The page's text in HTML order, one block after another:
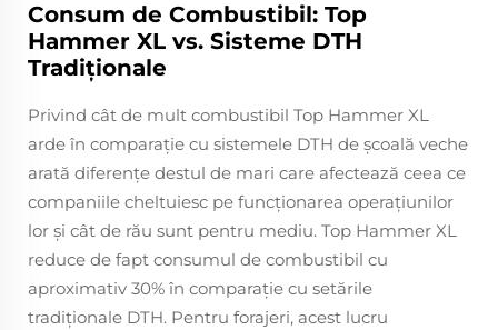
Consum de Combustibil: Top
Hammer XL vs. Sisteme DTH
Tradiționale
Privind cât de mult combustibil Top Hammer XL
arde în comparație cu sistemele DTH de școală veche
arată diferențe destul de mari care afectează ceea ce
companiile cheltuiesc pe funcționarea operațiunilor
lor și cât de rău sunt pentru mediu. Top Hammer XL
reduce de fapt consumul de combustibil cu
aproximativ 30% în comparație cu setările
tradiționale DTH. Pentru forajeri, acest lucru